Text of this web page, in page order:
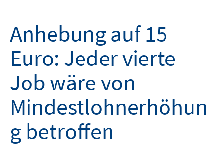
Anhebung auf 15
Euro: Jeder vierte
Job wäre von
Mindestlohnerhöhun
g betroffen